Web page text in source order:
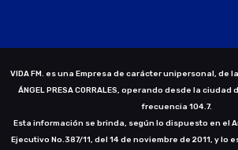
VIDA FM. es una Empresa de carácter unipersonal, de
ÁNGEL PRESA CORRALES, operando desde la ciudad
frecuencia 104.7.
Esta información se brinda, según lo dispuesto en el
Ejecutivo No.387/11, del 14 de noviembre de 2011, y lo